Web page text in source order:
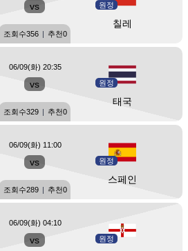
vs 원정
칠레
조회수356 | 추천0
vs 원정
태국
06/09(화) 20:35
조회수329 | 추천0
vs 원정
스페인
06/09(화) 11:00
조회수289 | 추천0
vs 원정
06/09(화) 04:10